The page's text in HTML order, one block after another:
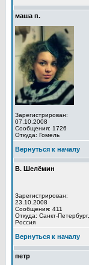
маша п.
Зарегистрирован:
07.10.2008
Сообщения: 1726
Откуда: Гомель
Вернуться к началу
В. Шелёмин
Зарегистрирован:
23.10.2008
Сообщения: 411
Откуда: Санкт-Петербург,
Россия
Вернуться к началу
петр